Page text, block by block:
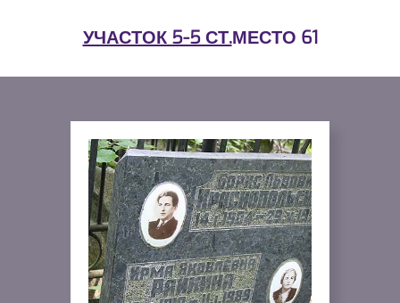
УЧАСТОК 5-5 СТ.МЕСТО 61